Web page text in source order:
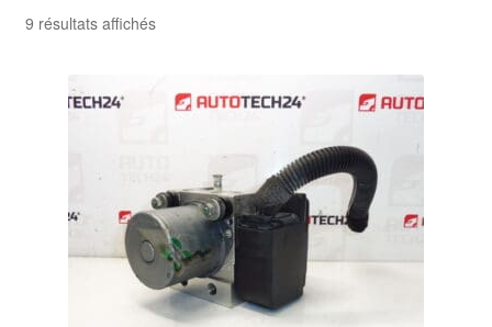
Panier
Politique de confidentialité
Procédure de Réclamation
9 résultats affichésTrié
récent